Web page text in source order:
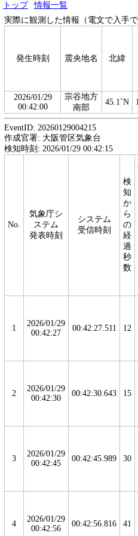
トップ
情報一覧
実際に観測した情報（電文で入手で
発生時刻 震央地名 北緯
2026/01/29
00:42:00
宗谷地方
南部
45.1˚N
EventID: 20260129004215
作成官署: 大阪管区気象台
検知時刻: 2026/01/29 00:42:15
No.
気象庁シ
ステム
発表時刻
システム
受信時刻
検
知
か
ら
の
経
過
秒
数
1
2026/01/29
00:42:27
00:42:27.511 12
2
2026/01/29
00:42:30
00:42:30.643 15
3
2026/01/29
00:42:45
00:42:45.989 30
4
2026/01/29
00:42:56
00:42:56.816 41